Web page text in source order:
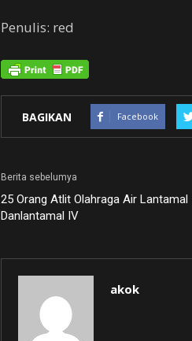
Penulis: red
BAGIKAN Facebook
Berita sebelumya
25 Orang Atlit Olahraga Air Lantamal
Danlantamal IV
akok